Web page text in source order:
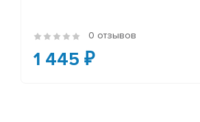
0 отзывов
1 445 ₽